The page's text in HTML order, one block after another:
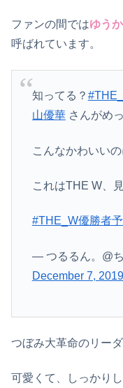
ファンの間ではゆう
呼ばれています。
知ってる？
山優華さんがめ
こんなかわいい
これはTHE W、
#THE_W優勝者
— つるるん。@
December 7, 2019
つぼみ大革命のリー
可愛くて、しっかり